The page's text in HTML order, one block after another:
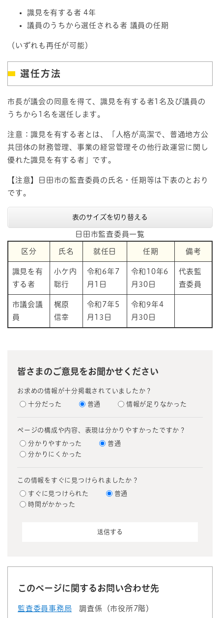
識見を有する者 4年
議員のうちから選任される者 議員の任期
（いずれも再任が可能）
選任方法
市長が議会の同意を得て、識見を有する者1名及び議員の
うちから1名を選任します。
注意：識見を有する者とは、「人格が高潔で、普通地方公
共団体の財務管理、事業の経営管理その他行政運営に関し
優れた識見を有する者」です。
【注意】日田市の監査委員の氏名・任期等は下表のとおり
です。
表のサイズを切り替える
日田市監査委員一覧
区分 氏名 就任日 任期 備考
識見を有
する者
小ケ内
聡行
令和6年7
月1日
令和10年6
月30日
代表監
査委員
市議会議
員
梶原
信幸
令和7年5
月13日
令和9年4
月30日
皆さまのご意見をお聞かせください
お求めの情報が十分掲載されていましたか？
十分だった 普通 情報が足りなかった
ページの構成や内容、表現は分かりやすかったですか？
分かりやすかった
普通
分かりにくかった
この情報をすぐに見つけられましたか？
すぐに見つけられた
普通
時間がかかった
このページに関するお問い合わせ先
監査委員事務局 調査係（市役所7階）